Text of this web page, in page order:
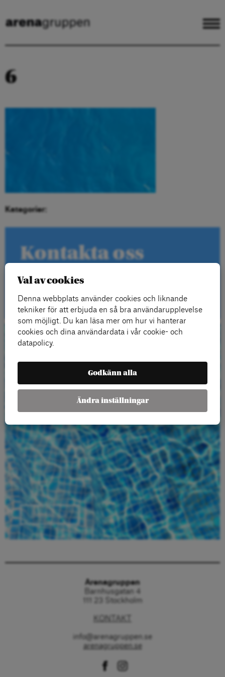
6
Kategorier:
Kontakta oss
Kontakt
Beställ gratis
material
Beställ här
Arenagruppen
Barnhusgatan 4
111 23 Stockholm
KONTAKT
info@arenagruppen.se
arenagruppen.se
Val av cookies
Denna webbplats använder cookies och liknande
tekniker för att erbjuda en så bra användarupplevelse
som möjligt. Du kan läsa mer om hur vi hanterar
cookies och dina användardata i vår cookie- och
datapolicy.
Godkänn alla
Ändra inställningar